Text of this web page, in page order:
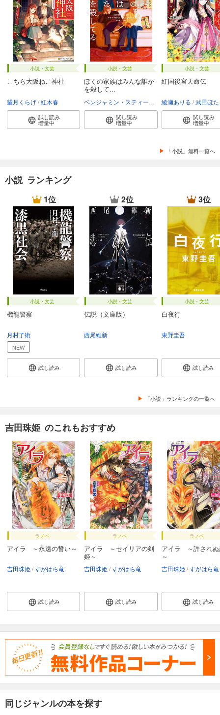
小説・文芸
こちら大阪ねこ神社
望月くらげ 紅木春
試し読み
増量中
小説・文芸
ぼくの家族はみんな誰か
を殺して...
富永和子
試し読み
増量中
小説・文芸
紅国後宮天命伝
綾瀬ありる 武田ほ
試し読み
増量中
「小説」無料一覧へ
小説 ランキング
1位
小説・文芸
機龍警察
月村了衛
NEW
試し読み
2位
小説・文芸
伝説（文庫版）
西尾維新
試し読み
3位
小説・文芸
白夜行
東野圭吾
試し読み
「小説」ランキングの一覧へ
吉田珠姫 のこれもおすすめ
ラノベ
アイラ ～永遠の誓い～
吉田珠姫 すがはら竜
試し読み
ラノベ
アイラ ～セイリアの剣
姫～
吉田珠姫 すがはら竜
試し読み
ラノベ
アイラ ～許されぬ
～
吉田珠姫 すがはら竜
試し読み
同じジャンルの本を探す